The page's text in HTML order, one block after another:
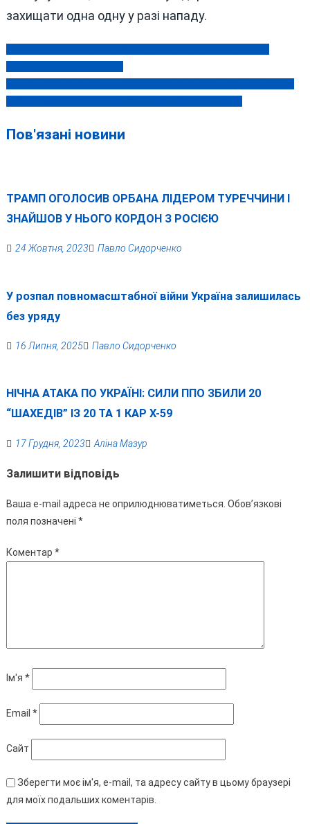
захищати одна одну у разі нападу.
Навігація
записів
Пов'язані новини
ТРАМП ОГОЛОСИВ ОРБАНА ЛІДЕРОМ ТУРЕЧЧИНИ І
ЗНАЙШОВ У НЬОГО КОРДОН З РОСІЄЮ
24 Жовтня, 2023 Павло Сидорченко
У розпал повномасштабної війни Україна залишилась
без уряду
16 Липня, 2025 Павло Сидорченко
НІЧНА АТАКА ПО УКРАЇНІ: СИЛИ ППО ЗБИЛИ 20
“ШАХЕДІВ” ІЗ 20 ТА 1 КАР Х-59
17 Грудня, 2023 Аліна Мазур
Залишити відповідь
Ваша e-mail адреса не оприлюднюватиметься. Обов’язкові
поля позначені *
Коментар *
Ім'я *
Email *
Сайт
Зберегти моє ім'я, e-mail, та адресу сайту в цьому браузері
для моїх подальших коментарів.